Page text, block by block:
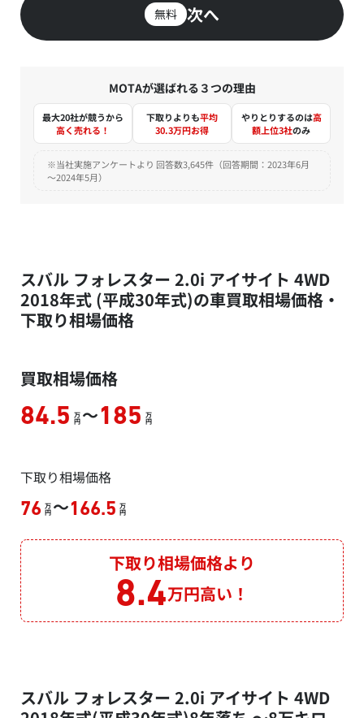
無料 次へ
MOTAが選ばれる３つの理由
最大20社が競うから
高く売れる！
下取りよりも平均
30.3万円お得
やりとりするのは高
額上位3社のみ
※当社実施アンケートより 回答数3,645件（回答期間：2023年6月
～2024年5月）
スバル フォレスター 2.0i アイサイト 4WD
2018年式 (平成30年式)の車買取相場価格・
下取り相場価格
買取相場価格
84.5 万
円 ～185 万
円
下取り相場価格
76 万
円 ～166.5 万
円
下取り相場価格より
8.4万円高い！
スバル フォレスター 2.0i アイサイト 4WD